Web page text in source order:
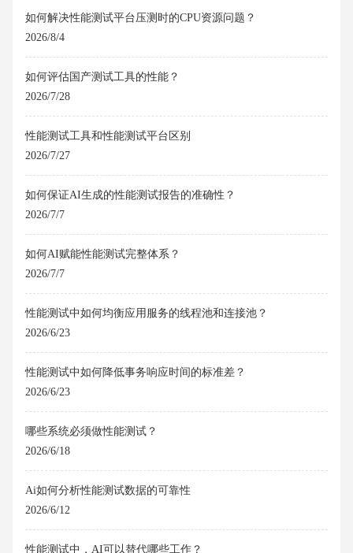
如何解决性能测试平台压测时的CPU资源问题？
2026/8/4
如何评估国产测试工具的性能？
2026/7/28
性能测试工具和性能测试平台区别
2026/7/27
如何保证AI生成的性能测试报告的准确性？
2026/7/7
如何AI赋能性能测试完整体系？
2026/7/7
性能测试中如何均衡应用服务的线程池和连接池？
2026/6/23
性能测试中如何降低事务响应时间的标准差？
2026/6/23
哪些系统必须做性能测试？
2026/6/18
Ai如何分析性能测试数据的可靠性
2026/6/12
性能测试中，AI可以替代哪些工作？